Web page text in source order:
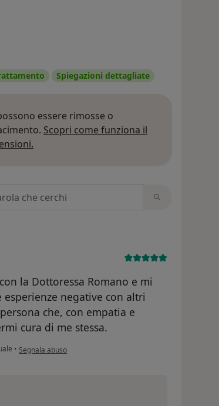
Spiegazioni dettagliate
essere rimosse o
Scopri come funziona il
la Dottoressa Romano e mi
negative con altri
che, con empatia e
cura di me stessa.
• secondo l'opinione dell'utente F.C.
Segnala abuso